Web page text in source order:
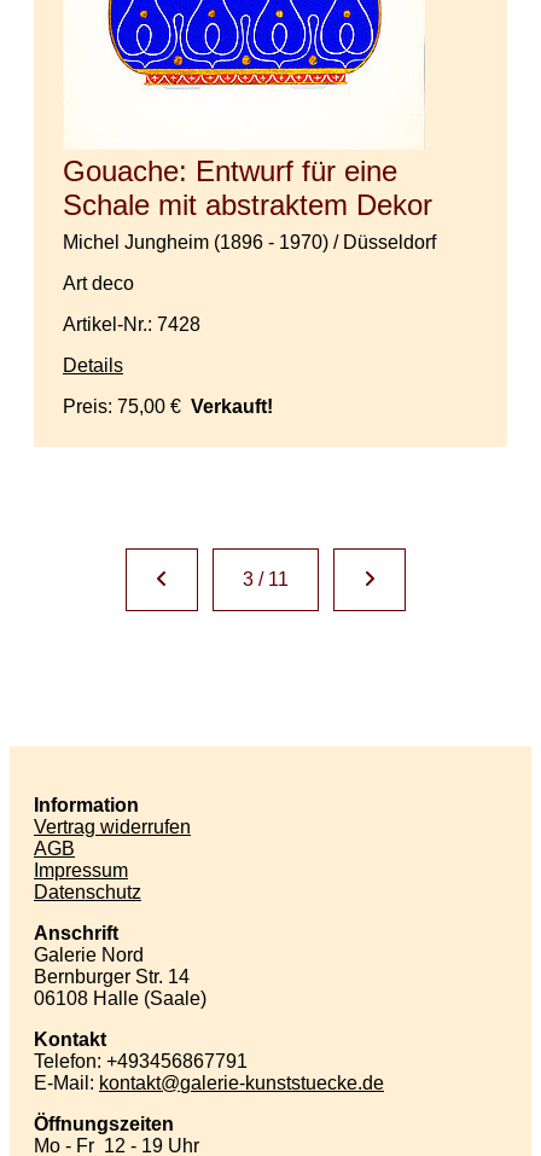
Gouache: Entwurf für eine
Schale mit abstraktem Dekor
Michel Jungheim (1896 - 1970) / Düsseldorf
Art deco
Artikel-Nr.: 7428
Details
Preis: 75,00 € Verkauft!
3 / 11
Information
Vertrag widerrufen
AGB
Impressum
Datenschutz
Anschrift
Galerie Nord
Bernburger Str. 14
06108 Halle (Saale)
Kontakt
Telefon: +493456867791
E-Mail: kontakt galerie-kunststuecke de
Öffnungszeiten
Mo - Fr 12 - 19 Uhr